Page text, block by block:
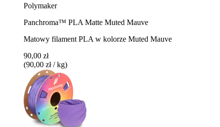
Polymaker
Panchroma™ PLA Matte Muted Mauve
Matowy filament PLA w kolorze Muted Mauve
90,00 zł
(90,00 zł / kg)